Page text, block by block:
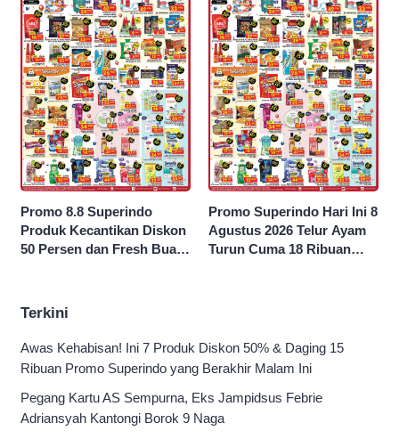
Promo 8.8 Superindo
Produk Kecantikan Diskon
50 Persen dan Fresh Buah
Promo Superindo Hari Ini 8
Agustus 2026 Telur Ayam
Turun Cuma 18 Ribuan
Terkini
Awas Kehabisan! Ini 7 Produk Diskon 50% & Daging 15
Ribuan Promo Superindo yang Berakhir Malam Ini
Pegang Kartu AS Sempurna, Eks Jampidsus Febrie
Adriansyah Kantongi Borok 9 Naga